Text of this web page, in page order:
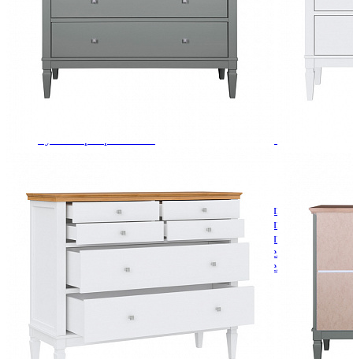
Кровати двуспальные
Кровати металлические
Кровати односпальные
Кровати полутороспальные
Решетки и настилы под матрас
Спальные гарнитуры
Шкаф 1-дверный для одежды и белья
Шкафы 2-х дверные для одежды и белья
Шкафы 3-х дверные для одежды и белья
Шкафы 4-х дверные для одежды и белья
Шкафы 5-ти дверные для одежды и белья
Шкафы 6-ти дверные для одежды и белья
Шкафы купе для одежды и белья
Шкафы угловые для одежды и белья